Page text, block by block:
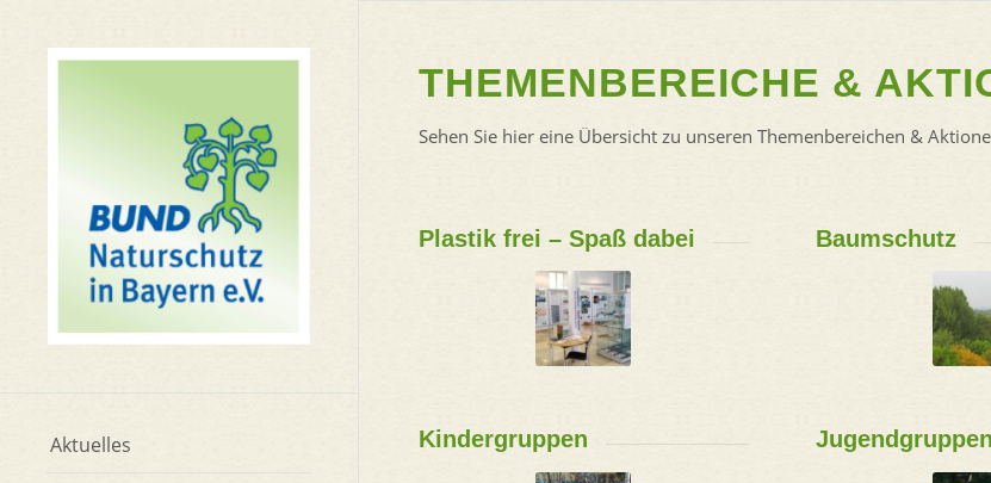
Aktuelles
THEMENBEREICHE &
Sehen Sie hier eine Übersicht zu unseren Themenbereichen &
Plastik frei – Spaß dabei Baumschutz
Kindergruppen Jugendgruppen